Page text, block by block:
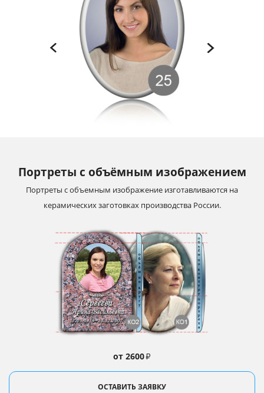
Портреты с объёмным изображением
от 2600₽
Портреты с объемным изображение изготавливаются на
керамических заготовках производства России.
ОСТАВИТЬ ЗАЯВКУ